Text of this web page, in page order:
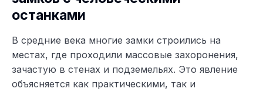
останками
В средние века многие замки строились на
местах, где проходили массовые захоронения,
зачастую в стенах и подземельях. Это явление
объясняется как практическими, так и